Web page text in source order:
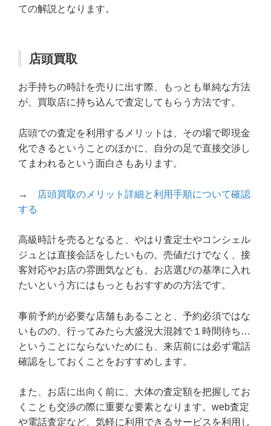
ての解説となります。
店頭買取
お手持ちの時計を売りに出す際、もっとも単純な方法
が、買取店に持ち込んで査定してもらう方法です。
店頭での査定を利用するメリットは、その場で即現金
化できるということのほかに、自分の足で直接交渉し
てまわれるという面白さもあります。
→
店頭買取のメリット詳細と利用手順について確認
する
高級時計を売るとなると、やはり査定士やコンシェル
ジュとは直接会話をしたいもの。売値だけでなく、接
客対応やお店の雰囲気なども、お店選びの基準に入れ
たいという方にはもっともおすすめの方法です。
事前予約が必要な店舗もあることと、予約必須ではな
いものの、行ってみたら大盛況大混雑で１時間待ち…
ということにならないためにも、来店前には必ず電話
確認をしておくことをおすすめします。
また、お店に出向く前に、大体の査定額を把握してお
くことも交渉の際に重要な要素となります。web査定
や電話査定など、気軽に利用できるサービスを利用し